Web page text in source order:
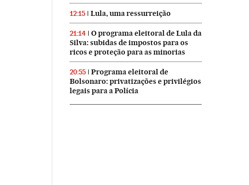
12:15 Lula, uma ressurreição
21:14
O programa eleitoral de Lula da
Silva: subidas de impostos para os
ricos e proteção para as minorias
20:55
Programa eleitoral de
Bolsonaro: privatizações e privilégios
legais para a Polícia